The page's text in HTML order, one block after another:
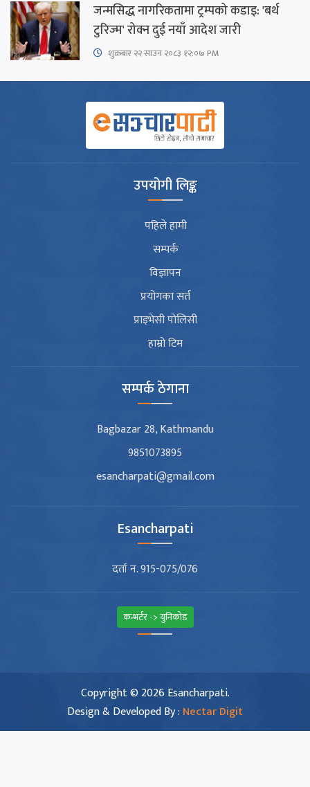
जन्मसिद्ध नागरिकतामा ट्रम्पको कडाइ: 'बर्थ
टुरिज्म' रोक्न दुई नयाँ आदेश जारी
शुक्रबार​ २२ साउन २०८३ १२:०७ PM
उपयोगी लिङ्क
पहिले हामी
सम्पर्क
विज्ञापन
प्रयोगका सर्त
प्राइभेसी पोलिसी
हाम्रो टिम
सम्पर्क ठेगाना
Bagbazar 28, Kathmandu
9851073895
esancharpati@gmail.com
Esancharpati
दर्ता न. 915-075/076
कन्भर्टर -> युनिकोड
Copyright © 2026 Esancharpati.
Design & Developed By : Nectar Digit